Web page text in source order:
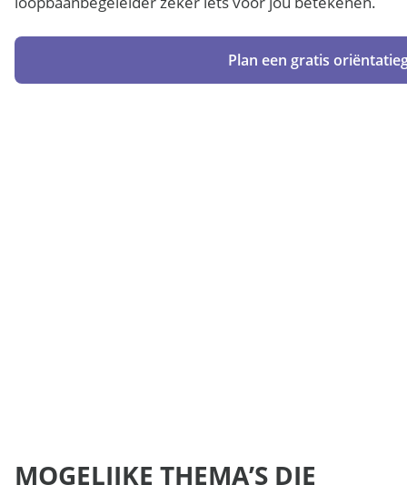
Plan een gratis
MOGELIJKE THEMA’S DIE